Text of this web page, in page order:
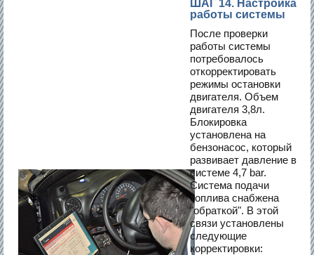
ШАГ 14. Настройка
работы системы
После проверки
работы системы
потребовалось
откорректировать
режимы остановки
двигателя. Объем
двигателя 3,8л.
Блокировка
установлена на
бензонасос, который
развивает давление в
системе 4,7 bar.
Система подачи
топлива снабжена
"обраткой". В этой
связи установлены
следующие
корректировки: